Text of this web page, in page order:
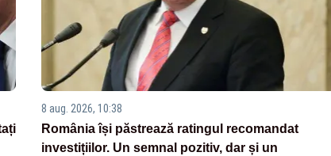
8 aug. 2026, 10:38
România își păstrează ratingul recomandat
investițiilor. Un semnal pozitiv, dar și un